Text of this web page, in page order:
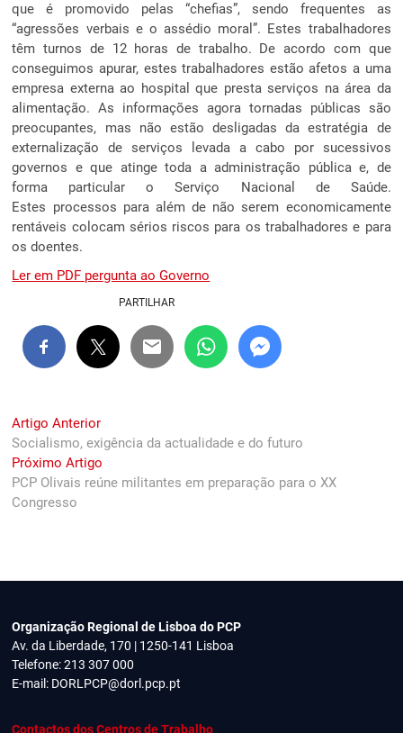
que é promovido pelas “chefias”, sendo frequentes as
“agressões verbais e o assédio moral”. Estes trabalhadores
têm turnos de 12 horas de trabalho. De acordo com que
conseguimos apurar, estes trabalhadores estão afetos a uma
empresa externa ao hospital que presta serviços na área da
alimentação. As informações agora tornadas públicas são
preocupantes, mas não estão desligadas da estratégia de
externalização de serviços levada a cabo por sucessivos
governos e que atinge toda a administração pública e, de
forma particular o Serviço Nacional de Saúde.
Estes processos para além de não serem economicamente
rentáveis colocam sérios riscos para os trabalhadores e para
os doentes.
Ler em PDF pergunta ao Governo
PARTILHAR
Navegação
de
artigos
Artigo AnteriorPrevious
post:
Socialismo, exigência da actualidade e do futuro
Próximo Artigo
post:
PCP Olivais reúne militantes em preparação para o XX
Congresso
Organização Regional de Lisboa do PCP
Av. da Liberdade, 170 | 1250-141 Lisboa
Telefone: 213 307 000
E-mail: DORLPCP@dorl.pcp.pt
Contactos dos Centros de Trabalho